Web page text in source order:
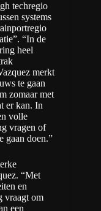
techregio
systems
“In de
heel
merkt
te gaan
zomaar met
er kan. In
volle
vragen of
gaan doen.”
“Met
en
vraagt om
een